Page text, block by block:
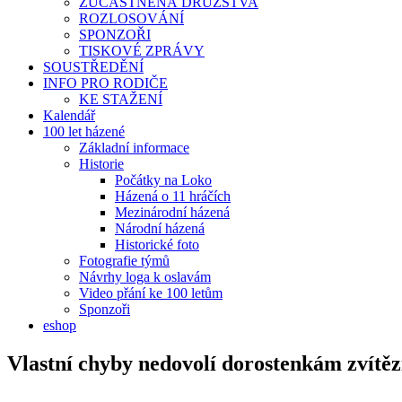
ROZLOSOVÁNÍ
SPONZOŘI
TISKOVÉ ZPRÁVY
SOUSTŘEDĚNÍ
INFO PRO RODIČE
KE STAŽENÍ
Kalendář
100 let házené
Základní informace
Historie
Počátky na Loko
Házená o 11 hráčích
Mezinárodní házená
Národní házená
Historické foto
Fotografie týmů
Návrhy loga k oslavám
Video přání ke 100 letům
Sponzoři
eshop
Vlastní chyby nedovolí dorostenkám